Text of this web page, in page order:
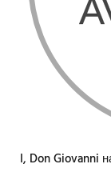
I, Don Giovanni